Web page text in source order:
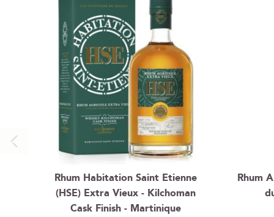
Rhum Habitation Saint Etienne
(HSE) Extra Vieux - Kilchoman
Cask Finish - Martinique
Rhum